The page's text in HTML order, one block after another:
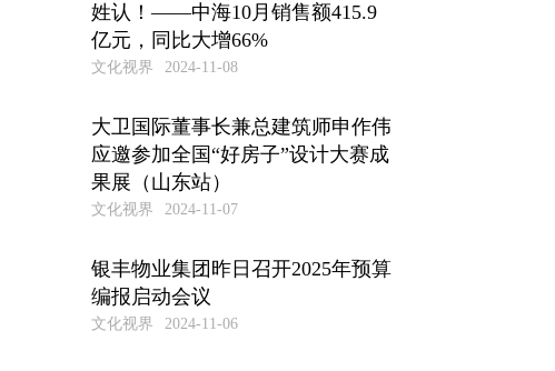
姓认！——中海10月销售额415.9
亿元，同比大增66%
文化视界 2024-11-08
大卫国际董事长兼总建筑师申作伟
应邀参加全国“好房子”设计大赛成
果展（山东站）
文化视界 2024-11-07
银丰物业集团昨日召开2025年预算
编报启动会议
文化视界 2024-11-06